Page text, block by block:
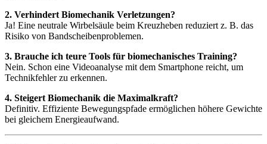
2. Verhindert Biomechanik Verletzungen?
Ja! Eine neutrale Wirbelsäule beim Kreuzheben reduziert z. B. das
Risiko von Bandscheibenproblemen.
3. Brauche ich teure Tools für biomechanisches Training?
Nein. Schon eine Videoanalyse mit dem Smartphone reicht, um
Technikfehler zu erkennen.
4. Steigert Biomechanik die Maximalkraft?
Definitiv. Effiziente Bewegungspfade ermöglichen höhere Gewichte
bei gleichem Energieaufwand.